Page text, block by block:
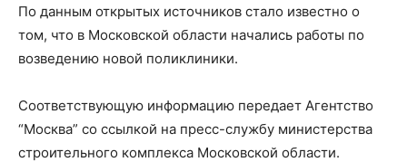
По данным открытых источников стало известно о
том, что в Московской области начались работы по
возведению новой поликлиники.
Соответствующую информацию передает Агентство
“Москва” со ссылкой на пресс-службу министерства
строительного комплекса Московской области.